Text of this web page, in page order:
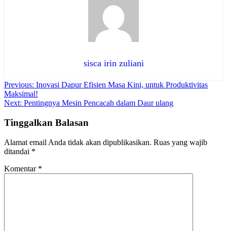
sisca irin zuliani
Navigasi
pos
Previous: Inovasi Dapur Efisien Masa Kini, untuk Produktivitas
Maksimal!
Next: Pentingnya Mesin Pencacah dalam Daur ulang
Tinggalkan Balasan
Alamat email Anda tidak akan dipublikasikan. Ruas yang wajib
ditandai *
Komentar *